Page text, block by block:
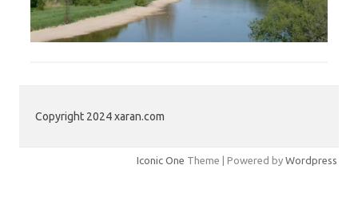
Copyright 2024 xaran.com
Iconic One Theme | Powered by Wordpress